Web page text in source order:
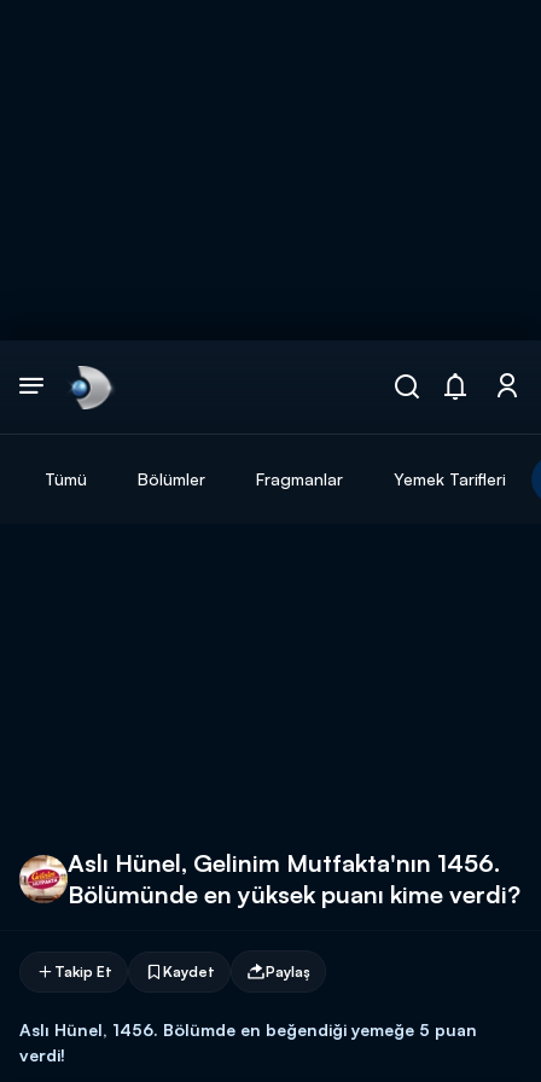
Tümü Bölümler Fragmanlar Yemek Tarifleri
Aslı Hünel, Gelinim Mutfakta'nın 1456.
Bölümünde en yüksek puanı kime verdi?
Takip Et Kaydet Paylaş
Aslı Hünel, 1456. Bölümde en beğendiği yemeğe 5 puan
verdi!